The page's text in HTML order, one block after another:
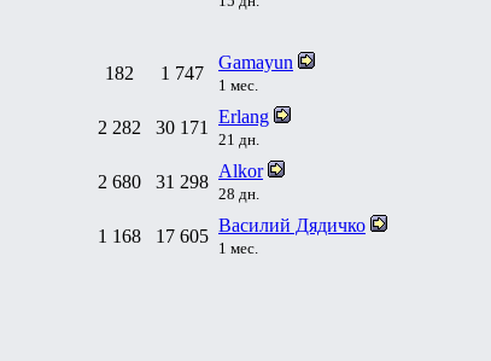
182 1 747
Gamayun
1 мес.
2 282 30 171
Erlang
21 дн.
2 680 31 298
Alkor
28 дн.
1 168 17 605
Василий Дядичко
1 мес.